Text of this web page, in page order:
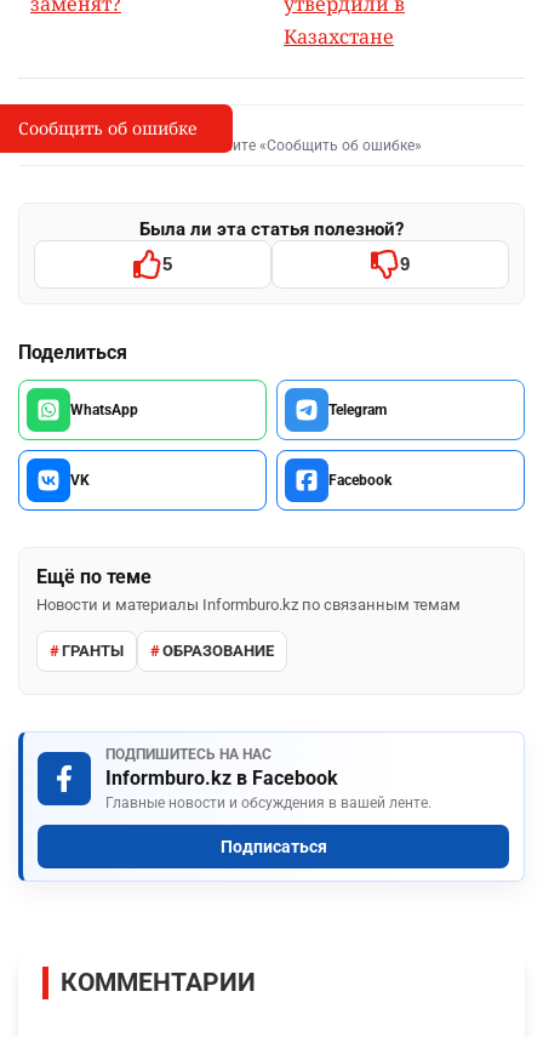
Казахстане
I
Сообщить об опечатке
Выделите фрагмент и нажмите «Сообщить об ошибке»
Была ли эта статья полезной?
5 9
Поделиться
WhatsApp Telegram
VK Facebook
Ещё по теме
Новости и материалы Informburo.kz по связанным темам
ГРАНТЫ ОБРАЗОВАНИЕ
ПОДПИШИТЕСЬ НА НАС
Informburo.kz в Facebook
Главные новости и обсуждения в вашей ленте.
Подписаться
Сообщить об ошибке
КОММЕНТАРИИ